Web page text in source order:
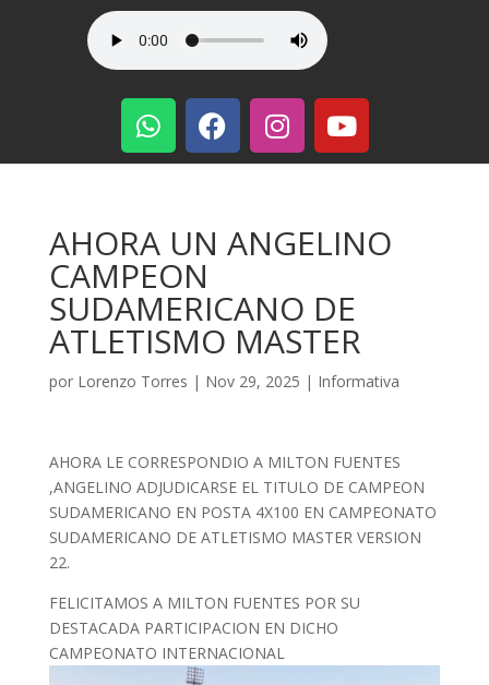
AHORA UN ANGELINO
CAMPEON
SUDAMERICANO DE
ATLETISMO MASTER
por Lorenzo Torres | Nov 29, 2025 | Informativa
AHORA LE CORRESPONDIO A MILTON FUENTES
,ANGELINO ADJUDICARSE EL TITULO DE CAMPEON
SUDAMERICANO EN POSTA 4X100 EN CAMPEONATO
SUDAMERICANO DE ATLETISMO MASTER VERSION
22.
FELICITAMOS A MILTON FUENTES POR SU
DESTACADA PARTICIPACION EN DICHO
CAMPEONATO INTERNACIONAL